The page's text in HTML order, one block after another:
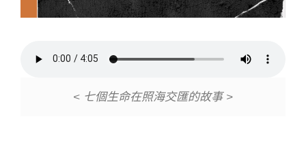
< 七個生命在照海交匯的故事 >